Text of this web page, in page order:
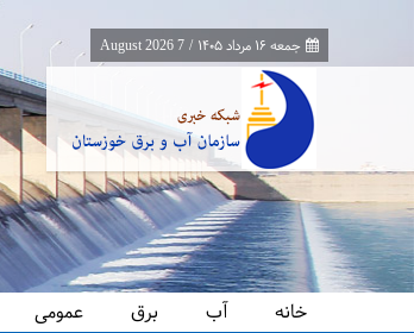
جمعه ۱۶ مرداد ۱۴۰۵ /
7 August 2026
خانه آب برق عمومی